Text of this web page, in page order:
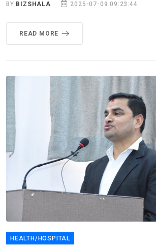
BY BIZSHALA 2025-07-09 09:23:44
READ MORE
HEALTH/HOSPITAL